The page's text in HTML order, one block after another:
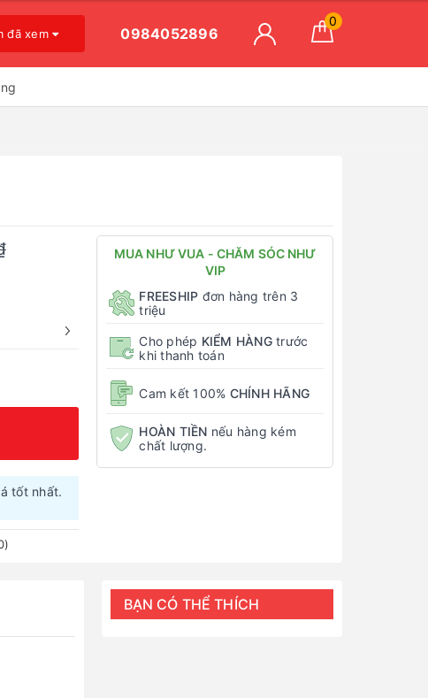
đã xem 0984052896
0
tốt nhất.
MUA NHƯ VUA - CHĂM SÓC NHƯ
VIP
FREESHIP đơn hàng trên 3
triệu
Cho phép KIỂM HÀNGtrước
khi thanh toán
Cam kết 100% CHÍNH HÃNG
HOÀN TIỀN nếu hàng kém
chất lượng.
BẠN CÓ THỂ THÍCH